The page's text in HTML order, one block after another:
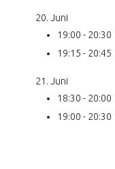
20. Juni
19:00 - 20:30
19:15 - 20:45
21. Juni
18:30 - 20:00
19:00 - 20:30